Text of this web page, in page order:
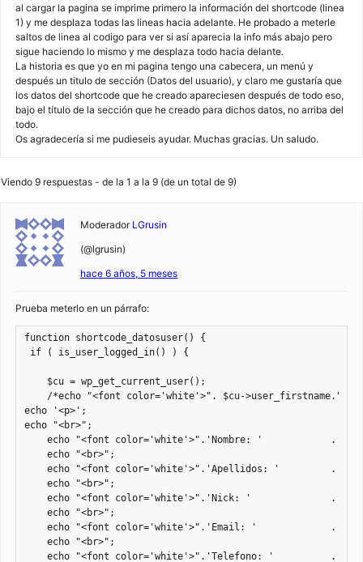
al cargar la pagina se imprime primero la información del shortcode (linea
1) y me desplaza todas las lineas hacia adelante. He probado a meterle
saltos de linea al codigo para ver si así aparecia la info más abajo pero
sigue haciendo lo mismo y me desplaza todo hacia delante.
La historia es que yo en mi pagina tengo una cabecera, un menú y
después un titulo de sección (Datos del usuario), y claro me gustaría que
los datos del shortcode que he creado apareciesen después de todo eso,
bajo el título de la sección que he creado para dichos datos, no arriba del
todo.
Os agradecería si me pudieseis ayudar. Muchas gracias. Un saludo.
Viendo 9 respuestas - de la 1 a la 9 (de un total de 9)
Moderador LGrusin
(@lgrusin)
hace 6 años, 5 meses
Prueba meterlo en un párrafo:
function shortcode_datosuser() {
if ( is_user_logged_in() ) {
    $cu = wp_get_current_user();
/*echo "<font color='white'>". $cu->user_firstname."</
echo '<p>';
echo "<br>";
echo "<font color='white'>".'Nombre: '            .
    echo "<br>";
echo "<font color='white'>".'Apellidos: '         .
    echo "<br>";
echo "<font color='white'>".'Nick: '              .
    echo "<br>";
echo "<font color='white'>".'Email: '             .
    echo "<br>";
echo "<font color='white'>".'Telefono: '          .